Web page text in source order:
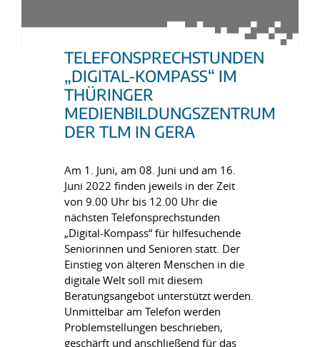
TELEFONSPRECHSTUNDEN
„DIGITAL-KOMPASS“ IM
THÜRINGER
MEDIENBILDUNGSZENTRUM
DER TLM IN GERA
Am 1. Juni, am 08. Juni und am 16.
Juni 2022 finden jeweils in der Zeit
von 9.00 Uhr bis 12.00 Uhr die
nächsten Telefonsprechstunden
„Digital-Kompass“ für hilfesuchende
Seniorinnen und Senioren statt. Der
Einstieg von älteren Menschen in die
digitale Welt soll mit diesem
Beratungsangebot unterstützt werden.
Unmittelbar am Telefon werden
Problemstellungen beschrieben,
geschärft und anschließend für das